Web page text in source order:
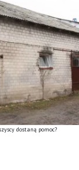
dostaną pomoc?